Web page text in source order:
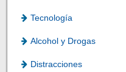
Tecnología
Alcohol y Drogas
Distracciones